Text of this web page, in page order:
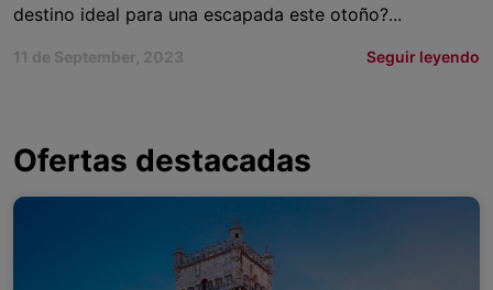
destino ideal para una escapada este otoño?...
11 de September, 2023 Seguir leyendo
Ofertas destacadas